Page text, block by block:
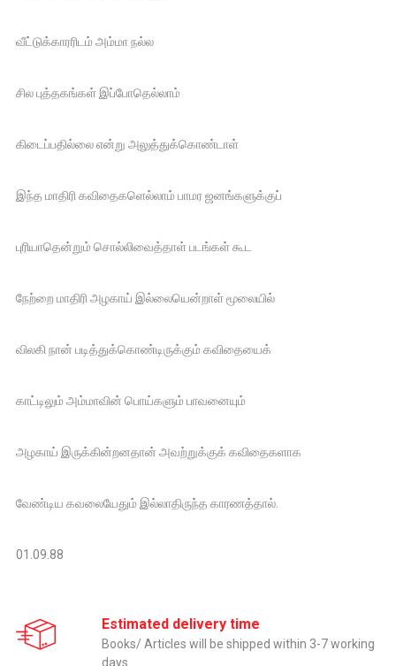
வீட்டுக்காரரிடம் அம்மா நல்ல
சில புத்தகங்கள் இப்போதெல்லாம்
கிடைப்பதில்லை என்று அலுத்துக்கொண்டாள்
இந்த மாதிரி கவிதைகளெல்லாம் பாமர ஜனங்களுக்குப்
புரியாதென்றும் சொல்லிவைத்தாள் படங்கள் கூட
நேற்றை மாதிரி அழகாய் இல்லையென்றாள் மூலையில்
விலகி நான் படித்துக்கொண்டிருக்கும் கவிதையைக்
காட்டிலும் அம்மாவின் பொய்களும் பாவனையும்
அழகாய் இருக்கின்றனதான் அவற்றுக்குக் கவிதைகளாக
வேண்டிய கவலையேதும் இல்லாதிருந்த காரணத்தால்.
01.09.88
Estimated delivery time
Books/ Articles will be shipped within 3-7 working
days.